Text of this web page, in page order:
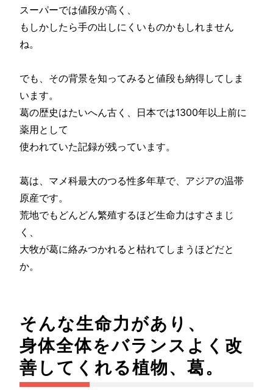
スーパーでは値段が高く、
もしかしたら手の出しにくいものかもしれません
ね。
でも、その背景を知ってみると値段も納得してしま
います。
葛の歴史はたいへん古く、日本では1300年以上前に
薬用として
使われていた記録が残っています。
葛は、マメ科最大のつる性多年草で、アジアの温帯
原産です。
荒地でもどんどん繁殖するほど生命力はすさまじ
く、
大牧が葛に絡みつかれると枯れてしまうほどだと
か。
そんな生命力があり、
身体全体をバランスよく改
善してくれる植物、葛。